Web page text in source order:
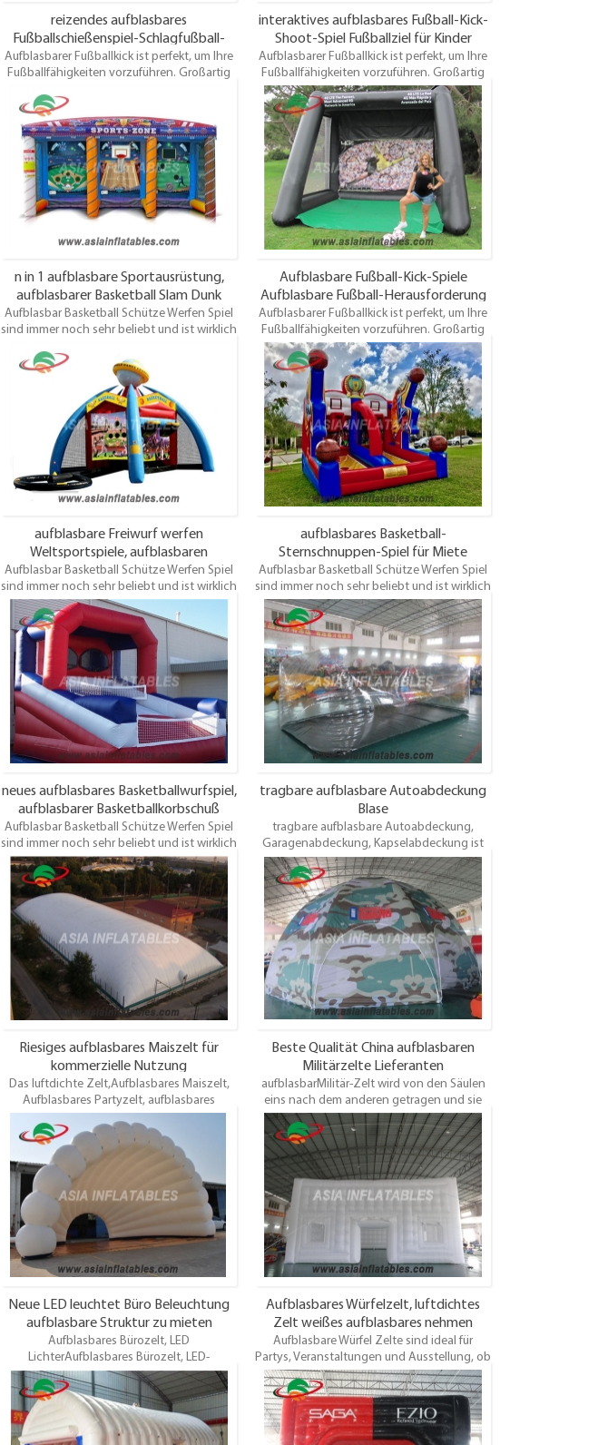
reizendes aufblasbares
Fußballschießenspiel-Schlagfußball-
Trittsport
Aufblasbarer Fußballkick ist perfekt, um Ihre
Fußballfähigkeiten vorzuführen. Großartig
eigenen Farben und Kunstwerke! Wird
komplett mit elektrischem Gebläse und
Ankerpfählen geliefert und ein Test /
Sicherheitszertifikat. Dieses aufblasbare
Fußballtor ist für jedes Alter geeignet und
macht großen Spaß.
interaktives aufblasbares Fußball-Kick-
Shoot-Spiel Fußballziel für Kinder
Aufblasbarer Fußballkick ist perfekt, um Ihre
Fußballfähigkeiten vorzuführen. Großartig
für Events und sehr günstig! Wählen Sie Ihre
eigenen Farben und Kunstwerke! Wird
komplett mit elektrischem Gebläse und
Ankerpfählen geliefert und ein Test /
Sicherheitszertifikat. Dieses aufblasbare
Fußballtor ist für jedes Alter geeignet und
macht großen Spaß.
n in 1 aufblasbare Sportausrüstung,
aufblasbarer Basketball Slam Dunk
Aufblasbar Basketball Schütze Werfen Spiel
sind immer noch sehr beliebt und ist wirklich
Vermietungsunternehmen. Also
enttäuschen Sie Ihre Kunden nicht, die sich
vielleicht anderswo umsehen! Diese
Basketball werfen Spiel ist für jedes Alter
geeignet und macht großen Spaß. Um
Enttäuschungen zu vermeiden, buchen Sie
dieses Schlauchboot frühzeitig.
Aufblasbare Fußball-Kick-Spiele
Aufblasbare Fußball-Herausforderung
für Erwachsene
Aufblasbarer Fußballkick ist perfekt, um Ihre
Fußballfähigkeiten vorzuführen. Großartig
für Events und sehr günstig! Wählen Sie Ihre
eigenen Farben und Kunstwerke! Wird
komplett mit elektrischem Gebläse und
Ankerpfählen geliefert und ein Test /
Sicherheitszertifikat. Dieses aufblasbare
Fußballtor ist für jedes Alter geeignet und
macht großen Spaß.
aufblasbare Freiwurf werfen
Weltsportspiele, aufblasbaren
Fußballkick
Aufblasbar Basketball Schütze Werfen Spiel
sind immer noch sehr beliebt und ist wirklich
eine sehr gute Idee für ein
Vermietungsunternehmen. Also
enttäuschen Sie Ihre Kunden nicht, die sich
vielleicht anderswo umsehen! Diese
Basketball werfen Spiel ist für jedes Alter
geeignet und macht großen Spaß. Um
Enttäuschungen zu vermeiden, buchen Sie
dieses Schlauchboot frühzeitig.
aufblasbares Basketball-
Sternschnuppen-Spiel für Miete
Aufblasbar Basketball Schütze Werfen Spiel
sind immer noch sehr beliebt und ist wirklich
eine sehr gute Idee für ein
Vermietungsunternehmen. Also
enttäuschen Sie Ihre Kunden nicht, die sich
vielleicht anderswo umsehen! Diese
Basketball werfen Spiel ist für jedes Alter
geeignet und macht großen Spaß. Um
Enttäuschungen zu vermeiden, buchen Sie
dieses Schlauchboot frühzeitig.
neues aufblasbares Basketballwurfspiel,
aufblasbarer Basketballkorbschuß
Aufblasbar Basketball Schütze Werfen Spiel
sind immer noch sehr beliebt und ist wirklich
eine sehr gute Idee für ein
Vermietungsunternehmen. Also
enttäuschen Sie Ihre Kunden nicht, die sich
vielleicht anderswo umsehen! Diese
Basketball werfen Spiel ist für jedes Alter
geeignet und macht großen Spaß. Um
Enttäuschungen zu vermeiden, buchen Sie
dieses Schlauchboot frühzeitig.
tragbare aufblasbare Autoabdeckung
Blase
tragbare aufblasbare Autoabdeckung,
Garagenabdeckung, Kapselabdeckung ist
Bequemlichkeit Zelt für Auto. es ist einfach
einzurichten und aufzublasen. alle unsere
aufblasbaren Autoabdeckungen verwenden
bestes Material, das wasserdicht und
feuerfest ist, als sein bewegliches und Art
und Weiseentwurf. gute Qualität,
Großhandelspreis, 2 Jahre beschränkte
Garantie, pünktliche Lieferung.
Riesiges aufblasbares Maiszelt für
kommerzielle Nutzung
Das luftdichte Zelt,Aufblasbares Maiszelt,
Aufblasbares Partyzelt, aufblasbares
Ereigniszelt, aufblasbares Ausstellungszelt
istEinfach einzurichten, so kann man
schnell arbeiten. Mit einer
durchschnittlichen Inflationszeit von 30
Minuten können SieSich aufrichten und
schnell arbeiten.
Beste Qualität China aufblasbaren
Militärzelte Lieferanten
aufblasbarMilitär-Zelt wird von den Säulen
eins nach dem anderen getragen und sie
teilen sich die gleiche Luftkammer, die das
Armeezelt sehr schnell aufstellen kann und
auch sehr leicht sein kann, anders als das
gemeinsame aufblasbare Zelt, das durch
doppellagiges Material hergestellt wird.
Neue LED leuchtet Büro Beleuchtung
aufblasbare Struktur zu mieten
Aufblasbares Bürozelt, LED
LichterAufblasbares Bürozelt, LED-
BeleuchtungAufblasbares Bürozelt Ist einer
unserer neuestenLED-Beleuchtung
aufblasbareUnd vielleicht der lustigste. Oem
ist willkommen Beste Qualität,
Großhandelspreis, pünktliche Lieferung.
Aufblasbares Würfelzelt, luftdichtes
Zelt weißes aufblasbares nehmen
Fotozelt für Verkauf
Aufblasbare Würfel Zelte sind ideal für
Partys, Veranstaltungen und Ausstellung, ob
es groß oder klein ist. Finden Sie
verschiedene aufblasbare Würfel Zelt,
Aufblasbares Fotozelt, aufblasbares
Ereigniszelt und Aufblasbares Partyzelt Von
asia aufblasbar Zelte Fabrik in China Wir